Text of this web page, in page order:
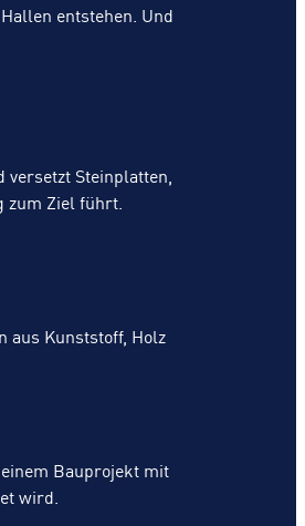
entstehen. Und
Steinplatten,
zum Ziel führt.
aus Kunststoff, Holz
Bauprojekt mit
wird.